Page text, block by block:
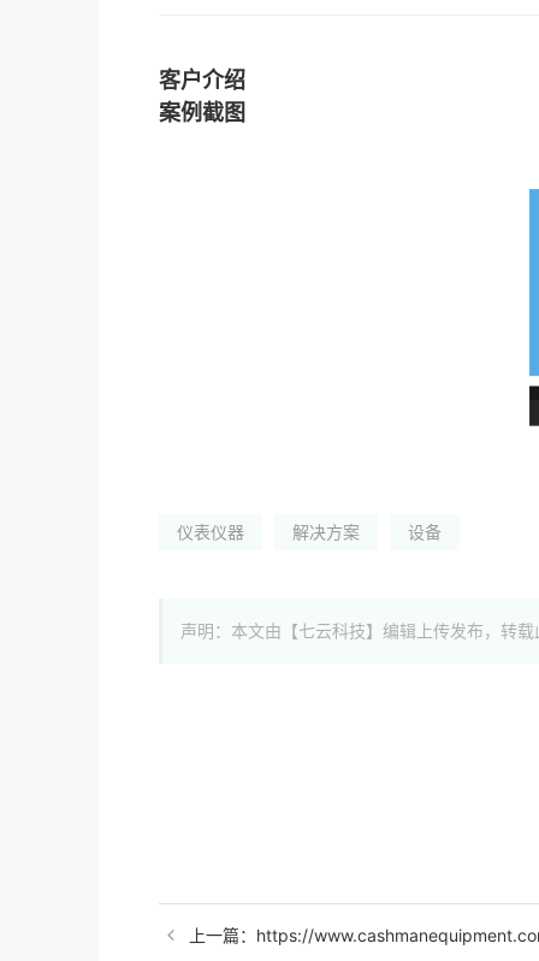
客户介绍
案例截图
仪表仪器 解决方案 设备
声明：本文由【七云科技】编辑上传发布，转
上一篇：https://